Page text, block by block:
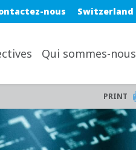
nous
Qui sommes-nous
PRINT